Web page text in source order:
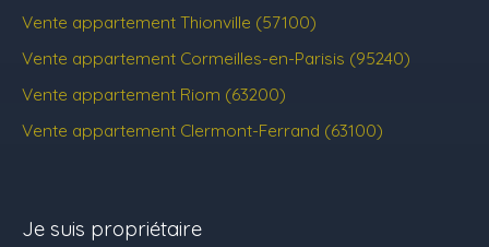
Vente appartement Thionville (57100)
Vente appartement Cormeilles-en-Parisis (95240)
Vente appartement Riom (63200)
Vente appartement Clermont-Ferrand (63100)
Je suis propriétaire